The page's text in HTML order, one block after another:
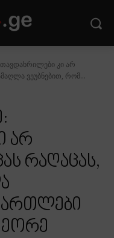
თავდახრილები კი არ
ვეუბნებით, რომ...
არ
რაღაცას,